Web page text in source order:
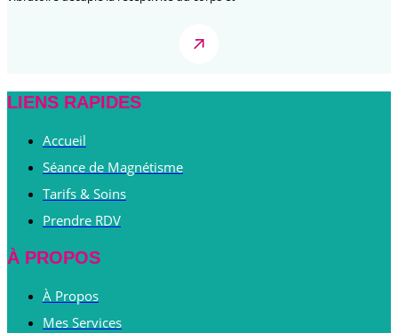
LIENS RAPIDES
Accueil
Séance de Magnétisme
Tarifs & Soins
Prendre RDV
À PROPOS
À Propos
Mes Services